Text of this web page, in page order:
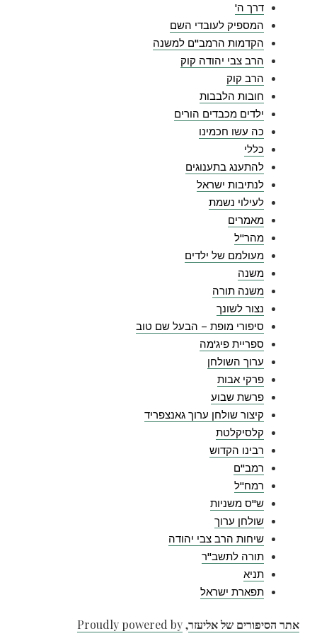
דרך ה'
המספיק לעובדי השם
הקדמות הרמב"ם למשנה
הרב צבי יהודה קוק
הרב קוק
חובות הלבבות
ילדים מכבדים הורים
כה עשו חכמינו
כללי
להתענג בתענוגים
לנתיבות ישראל
לעילוי נשמת
מאמרים
מהר"ל
מעולמם של ילדים
משנה
משנה תורה
נצור לשונך
סיפורי מופת – הבעל שם טוב
ספריית פיג'מה
ערוך השולחן
פרקי אבות
פרשת שבוע
קיצור שולחן ערוך גאנצפריד
קלסיקלטת
רבינו הקדוש
רמב"ם
רמח"ל
ש"ס משניות
שולחן ערוך
שיחות הרב צבי יהודה
תורה לתשב"ר
תניא
תפארת ישראל
אתר הסיפורים של אליעזר,
Proudly powered by